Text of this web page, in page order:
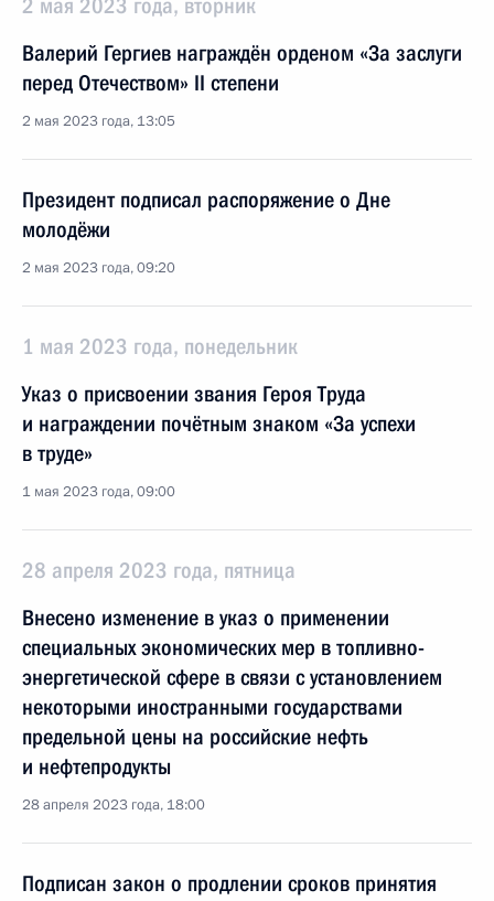
2 мая 2023 года, вторник
Валерий Гергиев награждён орденом «За заслуги
перед Отечеством» II степени
2 мая 2023 года, 13:05
Президент подписал распоряжение о Дне
молодёжи
2 мая 2023 года, 09:20
1 мая 2023 года, понедельник
Указ о присвоении звания Героя Труда
и награждении почётным знаком «За успехи
в труде»
1 мая 2023 года, 09:00
28 апреля 2023 года, пятница
Внесено изменение в указ о применении
специальных экономических мер в топливно-
энергетической сфере в связи с установлением
некоторыми иностранными государствами
предельной цены на российские нефть
и нефтепродукты
28 апреля 2023 года, 18:00
Подписан закон о продлении сроков принятия